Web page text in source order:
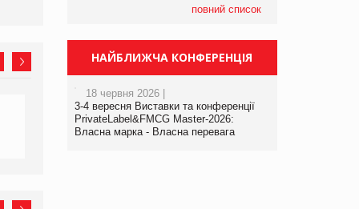
повний список
НАЙБЛИЖЧА КОНФЕРЕНЦІЯ
18 червня 2026 |
3-4 вересня Виставки та конференції
PrivateLabel&FMCG Master-2026:
Власна марка - Власна перевага